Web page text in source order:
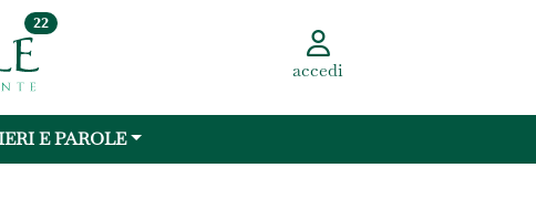
22
accedi
E PAROLE